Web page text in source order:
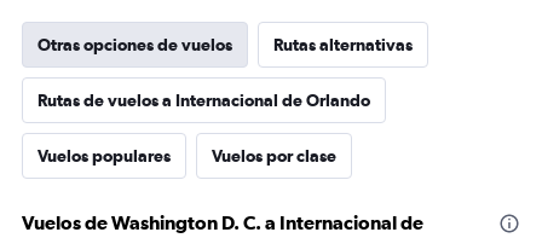
Otras opciones de vuelos Rutas alternativas
Rutas de vuelos a Internacional de Orlando
Vuelos populares Vuelos por clase
Vuelos de Washington D. C. a Internacional de